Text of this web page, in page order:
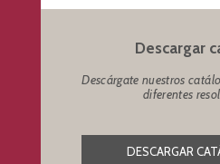
Descargar
Descárgate nuestros
diferentes
DESCARGAR